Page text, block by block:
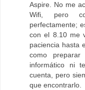
Aspire. No me
Wifi, pero
perfectamente;
con el 8.10 me
paciencia hasta
como
informático ni
cuenta, pero
que encontrarlo.